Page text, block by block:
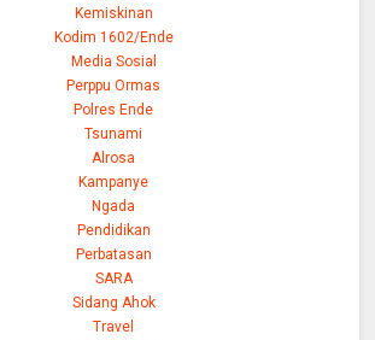
Kemiskinan
Kodim 1602/Ende
Media Sosial
Perppu Ormas
Polres Ende
Tsunami
Alrosa
Kampanye
Ngada
Pendidikan
Perbatasan
SARA
Sidang Ahok
Travel